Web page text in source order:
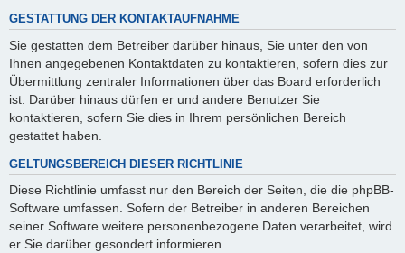
GESTATTUNG DER KONTAKTAUFNAHME
Sie gestatten dem Betreiber darüber hinaus, Sie unter den von
Ihnen angegebenen Kontaktdaten zu kontaktieren, sofern dies zur
Übermittlung zentraler Informationen über das Board erforderlich
ist. Darüber hinaus dürfen er und andere Benutzer Sie
kontaktieren, sofern Sie dies in Ihrem persönlichen Bereich
gestattet haben.
GELTUNGSBEREICH DIESER RICHTLINIE
Diese Richtlinie umfasst nur den Bereich der Seiten, die die phpBB-
Software umfassen. Sofern der Betreiber in anderen Bereichen
seiner Software weitere personenbezogene Daten verarbeitet, wird
er Sie darüber gesondert informieren.